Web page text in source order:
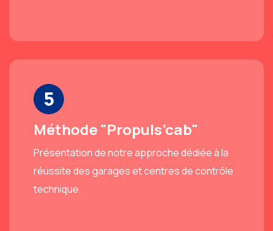
5
Méthode "Propuls’cab"
Présentation de notre approche dédiée à la
réussite des garages et centres de contrôle
technique.